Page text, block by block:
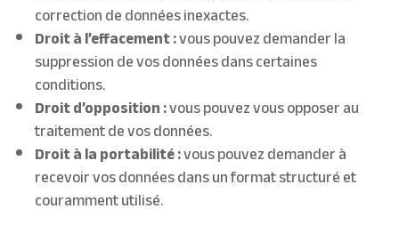
correction de données inexactes.
Droit à l’effacement :vous pouvez demander la
suppression de vos données dans certaines
conditions.
Droit d’opposition :vous pouvez vous opposer au
traitement de vos données.
Droit à la portabilité :vous pouvez demander à
recevoir vos données dans un format structuré et
couramment utilisé.